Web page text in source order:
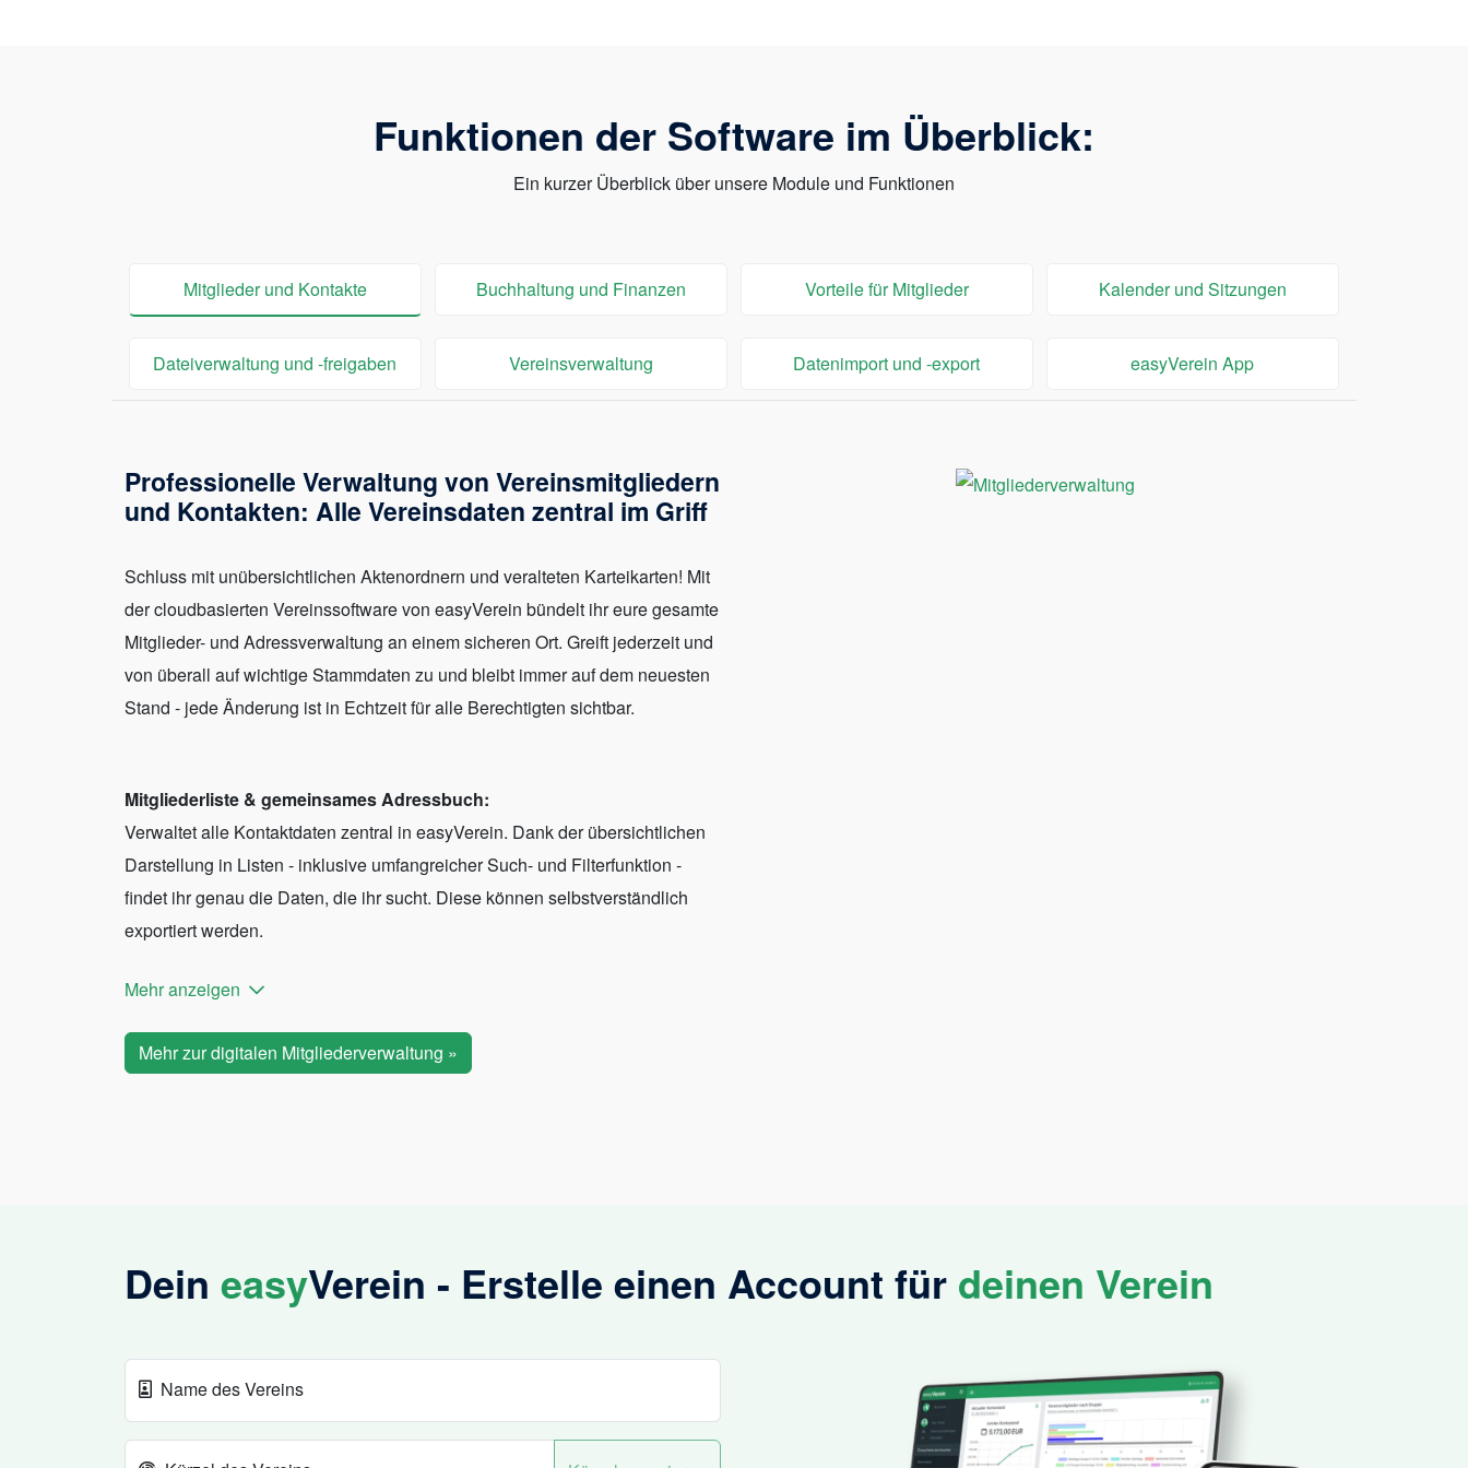
Funktionen der Software im Überblick:
Ein kurzer Überblick über unsere Module und Funktionen
Mitglieder und Kontakte Buchhaltung und Finanzen Vorteile für Mitglieder Kalender und Sitzungen
Dateiverwaltung und -freigaben Vereinsverwaltung Datenimport und -export easyVerein App
Professionelle Verwaltung von Vereinsmitgliedern
und Kontakten: Alle Vereinsdaten zentral im Griff
Schluss mit unübersichtlichen Aktenordnern und veralteten Karteikarten! Mit
der cloudbasierten Vereinssoftware von easyVerein bündelt ihr eure gesamte
Mitglieder- und Adressverwaltung an einem sicheren Ort. Greift jederzeit und
von überall auf wichtige Stammdaten zu und bleibt immer auf dem neuesten
Stand - jede Änderung ist in Echtzeit für alle Berechtigten sichtbar.
Mitgliederliste & gemeinsames Adressbuch:
Verwaltet alle Kontaktdaten zentral in easyVerein. Dank der übersichtlichen
Darstellung in Listen - inklusive umfangreicher Such- und Filterfunktion -
findet ihr genau die Daten, die ihr sucht. Diese können selbstverständlich
exportiert werden.
Mehr anzeigen
Mehr zur digitalen Mitgliederverwaltung »
Dein easyVerein - Erstelle einen Account für deinen Verein
Name des Vereins